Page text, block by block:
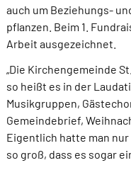
auch um Beziehungs-
pflanzen. Beim 1.
Arbeit ausgezeichnet.
„Die Kirchengemeinde
so heißt es in der
Musikgruppen,
Gemeindebrief,
Eigentlich hatte man
so groß, dass es sogar